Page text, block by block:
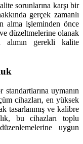
sorunlarına karşı bir
gerçek zamanlı
alma işleminden önce
düzeltmelerine olanak
gerekli kalite
uymanın
cihazları, en yüksek
tasarlanmış ve kalibre
bu cihazları toplu
uygun